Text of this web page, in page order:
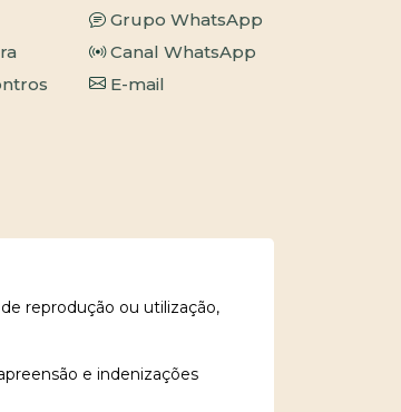
Grupo WhatsApp
Canal WhatsApp
E-mail
reprodução ou utilização,
e indenizações